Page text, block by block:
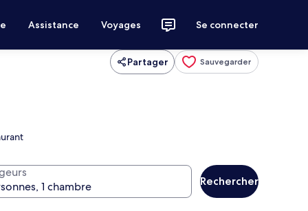
Assistance Voyages Se connecter
Partager Sauvegarder
Rechercher